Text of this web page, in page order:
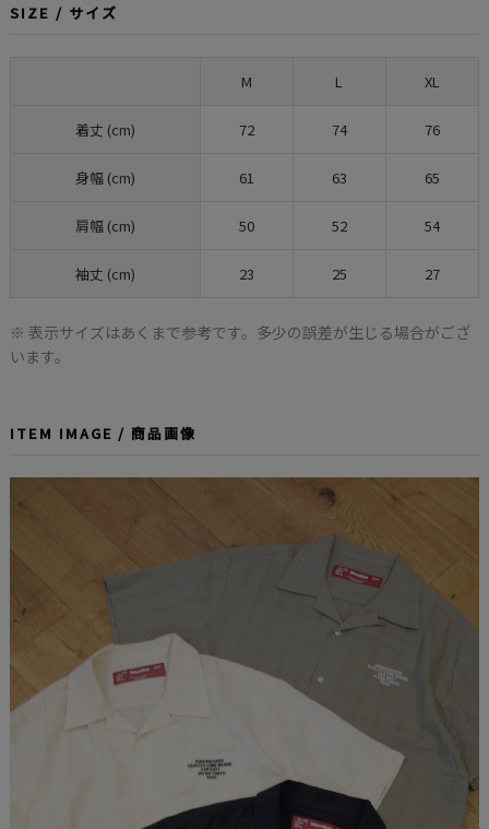
SIZE / サイズ
M L XL
着丈 (cm) 72 74 76
身幅 (cm) 61 63 65
肩幅 (cm) 50 52 54
袖丈 (cm) 23 25 27
※ 表示サイズはあくまで参考です。多少の誤差が生じる場合がござ
います。
ITEM IMAGE / 商品画像